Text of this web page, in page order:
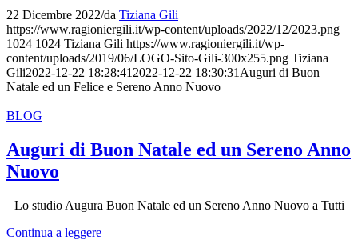
22 Dicembre 2022/da Tiziana Gili
https://www.ragioniergili.it/wp-content/uploads/2022/12/2023.png
1024 1024 Tiziana Gili https://www.ragioniergili.it/wp-
content/uploads/2019/06/LOGO-Sito-Gili-300x255.png Tiziana
Gili2022-12-22 18:28:41 2022-12-22 18:30:31 Auguri di Buon
Natale ed un Felice e Sereno Anno Nuovo
BLOG
Auguri di Buon Natale ed un Sereno Anno
Nuovo
Lo studio Augura Buon Natale ed un Sereno Anno Nuovo a Tutti
Continua a leggere